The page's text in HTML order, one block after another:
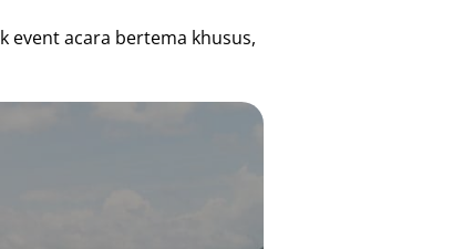
event acara bertema khusus,